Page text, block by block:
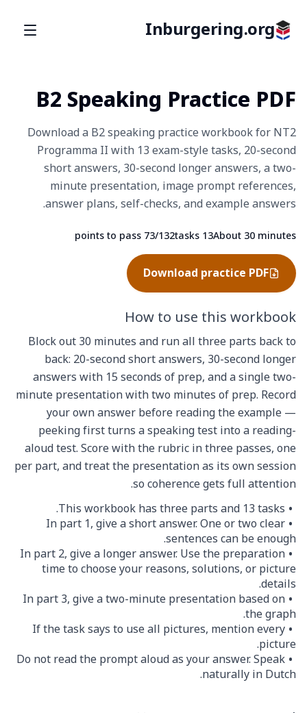
Inburgering.org
B2 Speaking Practice PDF
Download a B2 speaking practice workbook for NT2
Programma II with 13 exam-style tasks, 20-second
short answers, 30-second longer answers, a two-
minute presentation, image prompt references,
answer plans, self-checks, and example answers.
Fact
About 30 minutes
Fact
13 tasks
Fact
73/132 points to pass
Download practice PDF
How to use this workbook
Block out 30 minutes and run all three parts back to
back: 20-second short answers, 30-second longer
answers with 15 seconds of prep, and a single two-
minute presentation with two minutes of prep. Record
your own answer before reading the example —
peeking first turns a speaking test into a reading-
aloud test. Score with the rubric in three passes, one
per part, and treat the presentation as its own session
so coherence gets full attention.
This workbook has three parts and 13 tasks.
In part 1, give a short answer. One or two clear
sentences can be enough.
In part 2, give a longer answer. Use the preparation
time to choose your reasons, solutions, or picture
details.
In part 3, give a two-minute presentation based on
the graph.
If the task says to use all pictures, mention every
picture.
Do not read the prompt aloud as your answer. Speak
naturally in Dutch.